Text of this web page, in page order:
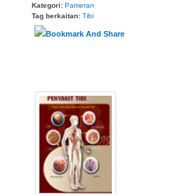
Kategori: Pameran
Tag berkaitan: Tibi